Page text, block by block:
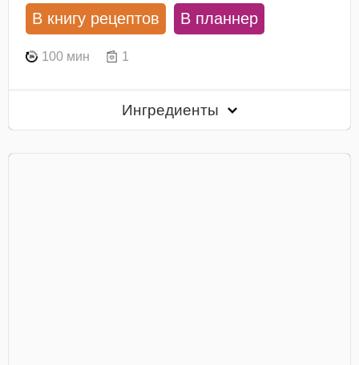
В книгу рецептов В планнер
100 мин 1
Ингредиенты